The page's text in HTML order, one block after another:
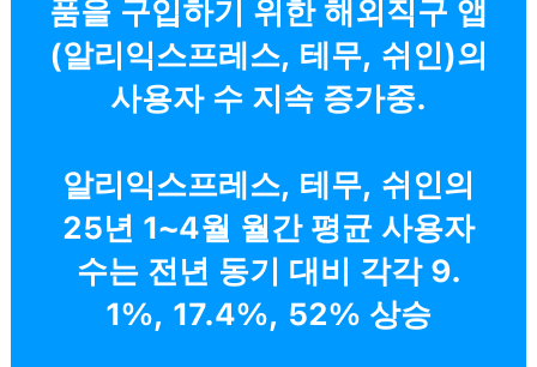
품을 구입하기 위한 해외직구 앱
(알리익스프레스, 테무, 쉬인)의
사용자 수 지속 증가중.
알리익스프레스, 테무, 쉬인의
25년 1~4월 월간 평균 사용자
수는 전년 동기 대비 각각 9.
1%, 17.4%, 52% 상승